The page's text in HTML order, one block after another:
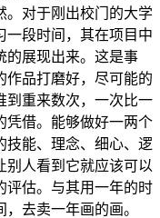
。对于刚出校门的大学
一段时间，其在项目中
的展现出来。这是事
作品打磨好，尽可能的
到重来数次，一次比一
凭借。能够做好一两个
技能、理念、细心、逻
别人看到它就应该可以
评估。与其用一年的时
去卖一年画的画。